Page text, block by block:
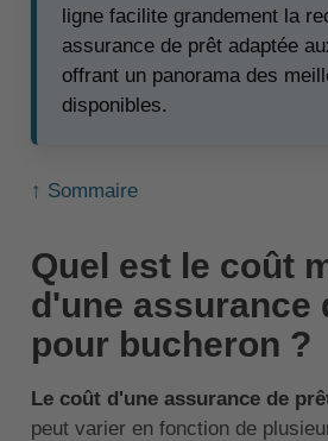
ligne facilite grandement la
assurance de prêt adaptée
offrant un panorama des
disponibles.
↑ Sommaire
Quel est le coût
d'une assurance
pour bucheron ?
Le coût d'une assurance de
peut varier en fonction de